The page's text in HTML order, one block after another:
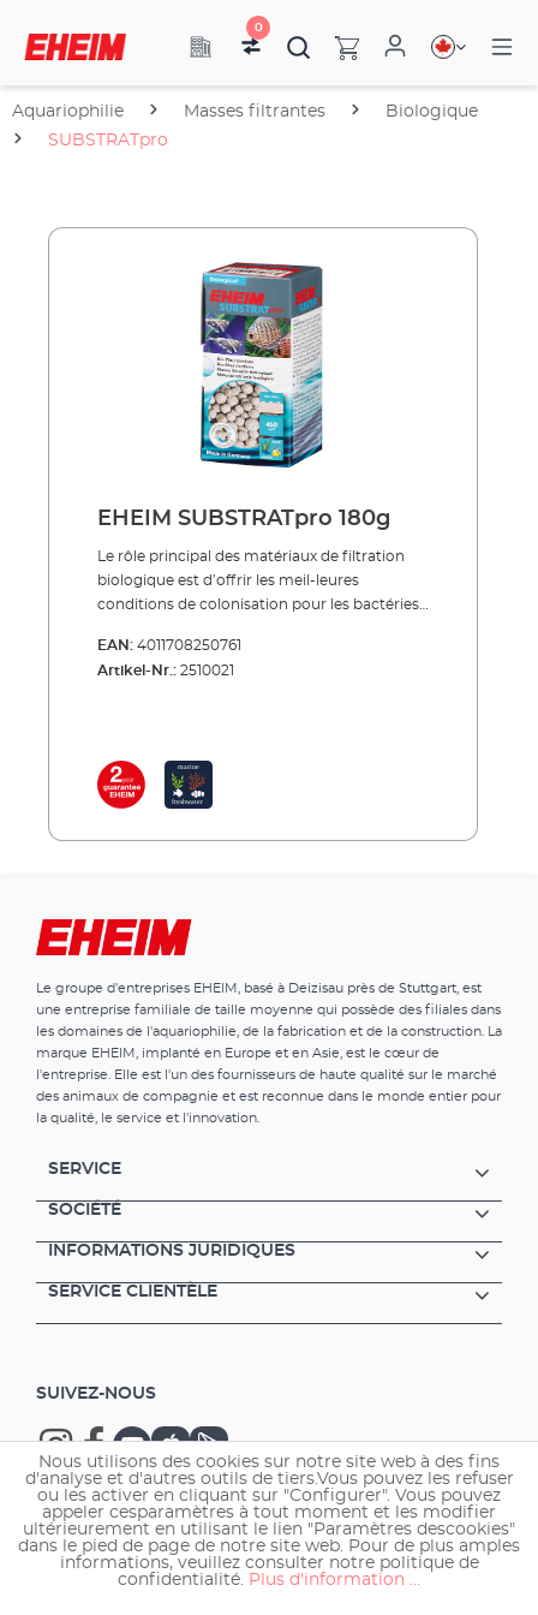
0
Aquariophilie Masses filtrantes
Biologique
SUBSTRATpro
EHEIM SUBSTRATpro 180g
Le rôle principal des matériaux de filtration
biologique est d’offrir les meil-leures
conditions de colonisation pour les bactéries,
bactérien. Les bactéries se nourrissent de
particules de saleté de toutes sortes qui sont
EHEIM MECH ou MECHpro) la filtration
biologique constitue l’étape la plus
saine ainsi que la stabilité des paramètres de
recherche concernant des subs-trats de
filtration biologique. Conseil:Ne jamais
de filtration biologique en une seule fois (en
tous les cas jamais la totalité). Il ne faut pas
perturber les cultures de bactéries en totalité,
sinon la colonisation s‘en trouve retar-dée.
Pour le nettoyage partiel les paniers de
avec une utilisation parfaite du volume,
dégradation très importante. SUBSTRATpro
billes. La forme sphérique permet une densité
importante. Il est ainsi possible d’utiliser la
surface optimisée des petites billes garantit
importantes bactéries de nettoyage. Il se
forme un épais tapis bactérien. Le nombre
élevé de bactéries permet de mieux réduire
les pics de charge en nitrates et prolonge la
durée de vie du matériau de filtration. EHEIM
SUBSTRATpro convient pour l’eau douce et
l’eau de mer, est la-vable et peut être utilisé
EAN: 4011708250761
Artikel-Nr.: 2510021
Le groupe d'entreprises EHEIM, basé à Deizisau près de Stuttgart, est
une entreprise familiale de taille moyenne qui possède des filiales dans
les domaines de l'aquariophilie, de la fabrication et de la construction. La
marque EHEIM, implanté en Europe et en Asie, est le cœur de
l'entreprise. Elle est l'un des fournisseurs de haute qualité sur le marché
des animaux de compagnie et est reconnue dans le monde entier pour
la qualité, le service et l'innovation.
SERVICE
SOCIÉTÉ
INFORMATIONS JURIDIQUES
SERVICE CLIENTÈLE
SUIVEZ-NOUS
Copyright © 2026 EHEIM GmbH & Co. KG.
Nous utilisons des cookies sur notre site web à des fins
d'analyse et d'autres outils de tiers.Vous pouvez les refuser
ou les activer en cliquant sur "Configurer". Vous pouvez
appeler cesparamètres à tout moment et les modifier
ultérieurement en utilisant le lien "Paramètres descookies"
dans le pied de page de notre site web. Pour de plus amples
informations, veuillez consulter notre politique de
confidentialité. Plus d'information ...